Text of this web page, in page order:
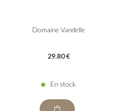
Domaine Vandelle
29.80 €
En stock